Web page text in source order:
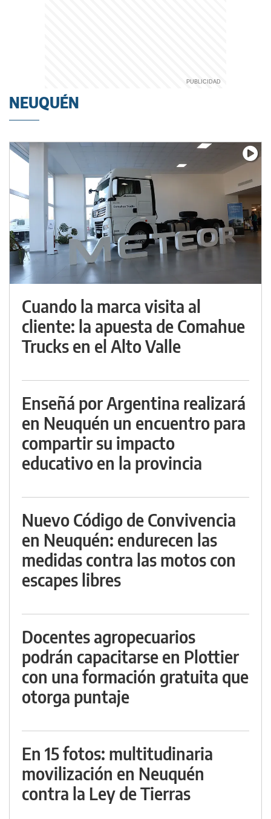
NEUQUÉN
Cuando la marca visita al
cliente: la apuesta de Comahue
Trucks en el Alto Valle
Enseñá por Argentina realizará
en Neuquén un encuentro para
compartir su impacto
educativo en la provincia
Nuevo Código de Convivencia
en Neuquén: endurecen las
medidas contra las motos con
escapes libres
Docentes agropecuarios
podrán capacitarse en Plottier
con una formación gratuita que
otorga puntaje
En 15 fotos: multitudinaria
movilización en Neuquén
contra la Ley de Tierras